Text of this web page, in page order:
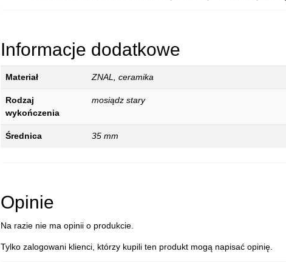
Informacje dodatkowe
Materiał ZNAL, ceramika
Rodzaj
wykończenia
mosiądz stary
Średnica 35 mm
Opinie
Na razie nie ma opinii o produkcie.
Tylko zalogowani klienci, którzy kupili ten produkt mogą napisać opinię.